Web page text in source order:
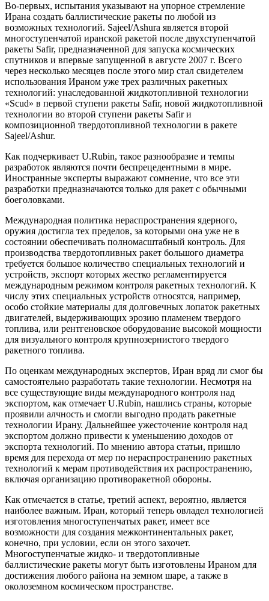
Во-первых, испытания указывают на упорное стремление
Ирана создать баллистические ракеты по любой из
возможных технологий. Sajeel/Ashura является второй
многоступенчатой иранской ракетой после двухступенчатой
ракеты Safir, предназначенной для запуска космических
спутников и впервые запущенной в августе 2007 г. Всего
через несколько месяцев после этого мир стал свидетелем
использования Ираном уже трех различных ракетных
технологий: унаследованной жидкотопливной технологии
«Scud» в первой ступени ракеты Safir, новой жидкотопливной
технологии во второй ступени ракеты Safir и
композиционной твердотопливной технологии в ракете
Sajeel/Ashur.
Как подчеркивает U.Rubin, такое разнообразие и темпы
разработок являются почти беспрецедентными в мире.
Иностранные эксперты выражают сомнение, что все эти
разработки предназначаются только для ракет с обычными
боеголовками.
Международная политика нераспространения ядерного,
оружия достигла тех пределов, за которыми она уже не в
состоянии обеспечивать полномасштабный контроль. Для
производства твердотопливных ракет большого диаметра
требуется большое количество специальных технологий и
устройств, экспорт которых жестко регламентируется
международным режимом контроля ракетных технологий. К
числу этих специальных устройств относятся, например,
особо стойкие материалы для долговечных лопаток ракетных
двигателей, выдерживающих эрозию пламенем твердого
топлива, или рентгеновское оборудование высокой мощности
для визуального контроля крупнозернистого твердого
ракетного топлива.
По оценкам международных экспертов, Иран вряд ли смог бы
самостоятельно разработать такие технологии. Несмотря на
все существующие виды международного контроля над
экспортом, как отмечает U.Rubin, нашлись страны, которые
проявили алчность и смогли выгодно продать ракетные
технологии Ирану. Дальнейшее ужесточение контроля над
экспортом должно привести к уменьшению доходов от
экспорта технологий. По мнению автора статьи, пришло
время для перехода от мер по нераспространению ракетных
технологий к мерам противодействия их распространению,
включая организацию противоракетной обороны.
Как отмечается в статье, третий аспект, вероятно, является
наиболее важным. Иран, который теперь овладел технологией
изготовления многоступенчатых ракет, имеет все
возможности для создания межконтинентальных ракет,
конечно, при условии, если он этого захочет.
Многоступенчатые жидко- и твердотопливные
баллистические ракеты могут быть изготовлены Ираном для
достижения любого района на земном шаре, а также в
околоземном космическом пространстве.